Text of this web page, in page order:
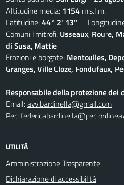
Altitudine media: 1154 m.s.l.m.
Latitudine:44° 2' 13''
Comuni limitrofi: Usseaux, Roure,
di Susa, Mattie
Frazioni e borgate: Mentoulles,
Granges, Ville Cloze, Fondufaux,
Responsabile della protezione dei
Email:avv.bardinella@gmail.com
Pec:
UTILITÀ
Amministrazione Trasparente
Dichiarazione di accessibilità